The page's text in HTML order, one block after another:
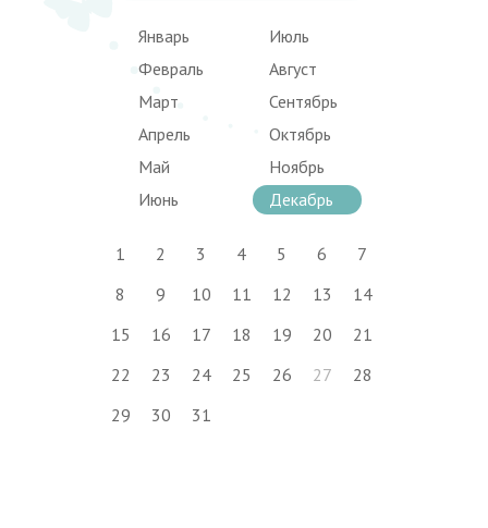
Январь
Февраль
Март
Апрель
Май
Июнь
Июль
Август
Сентябрь
Октябрь
Ноябрь
Декабрь
1 2 3 4 5 6
7
8
9 10 11 12 13
14
15
16 17 18 19 20
21
22
23 24 25 26 27
28
29
30 31